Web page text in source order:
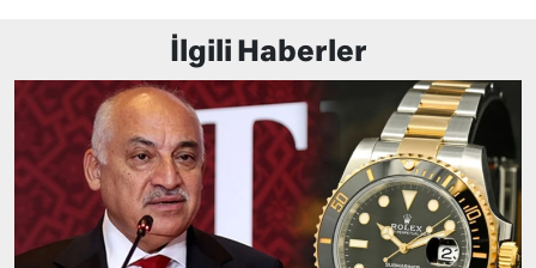
İlgili Haberler